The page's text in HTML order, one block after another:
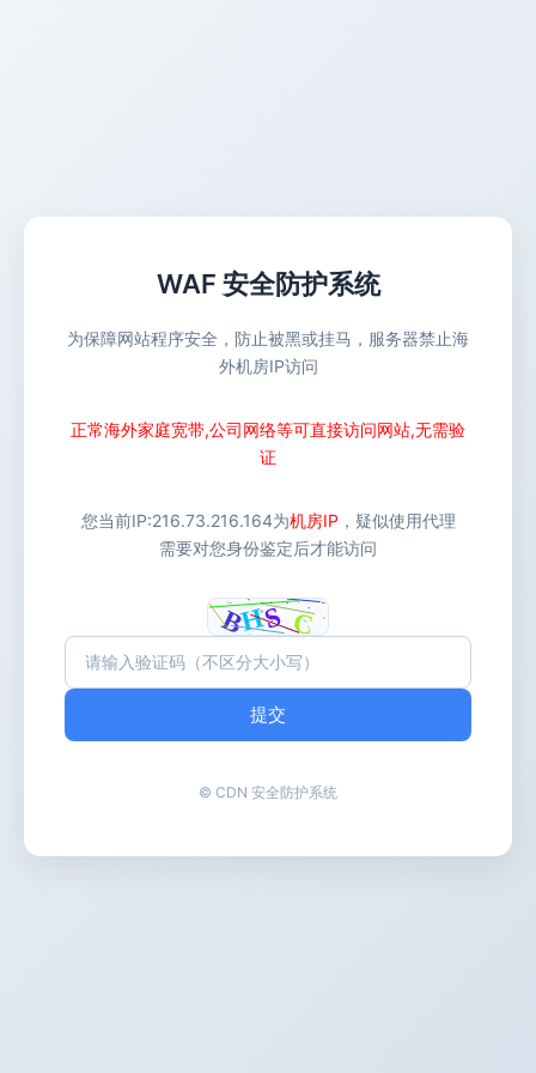
WAF 安全防护系统
为保障网站程序安全，防止被黑或挂马，服务器禁止海
外机房IP访问
正常海外家庭宽带,公司网络等可直接访问网站,无需验
证
您当前IP:216.73.216.164为机房IP ，疑似使用代理
需要对您身份鉴定后才能访问
提交
© CDN 安全防护系统